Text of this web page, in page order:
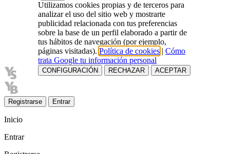
Registrarse Entrar
Inicio
Entrar
Utilizamos cookies propias y de terceros para
analizar el uso del sitio web y mostrarte
publicidad relacionada con tus preferencias
sobre la base de un perfil elaborado a partir de
tus hábitos de navegación (por ejemplo,
páginas visitadas). Política de cookies | Cómo
trata Google tu información personal
CONFIGURACIÓN RECHAZAR ACEPTAR